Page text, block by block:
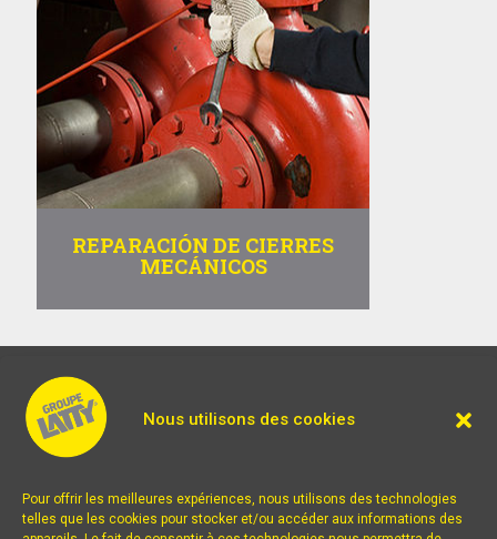
Nous utilisons des cookies
Pour offrir les meilleures expériences, nous utilisons des technologies
telles que les cookies pour stocker et/ou accéder aux informations des
REPARACIÓN DE CIERRES
MECÁNICOS
Mentions légales|CGV
LATTY International S.A.